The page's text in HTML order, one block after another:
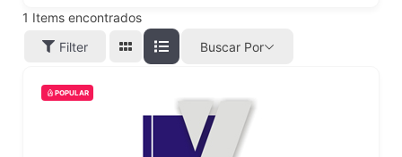
1 Items encontrados
Filter
Buscar Por
POPULAR